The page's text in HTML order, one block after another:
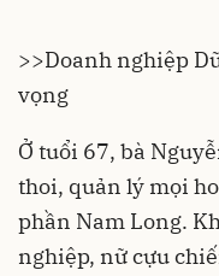
>>Doanh nghiệp
vọng
Ở tuổi 67, bà
thoi, quản lý mọi
phần Nam Long.
nghiệp, nữ cựu